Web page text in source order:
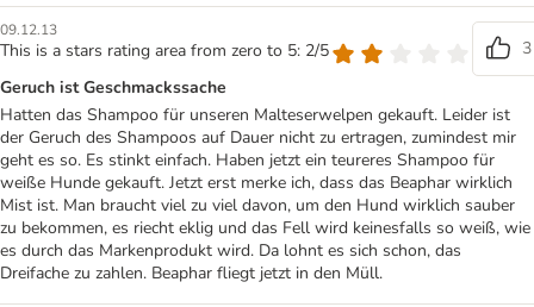
09.12.13
This is a stars rating area from zero to 5: 2/5
3
Geruch ist Geschmackssache
Hatten das Shampoo für unseren Malteserwelpen gekauft. Leider ist
der Geruch des Shampoos auf Dauer nicht zu ertragen, zumindest mir
geht es so. Es stinkt einfach. Haben jetzt ein teureres Shampoo für
weiße Hunde gekauft. Jetzt erst merke ich, dass das Beaphar wirklich
Mist ist. Man braucht viel zu viel davon, um den Hund wirklich sauber
zu bekommen, es riecht eklig und das Fell wird keinesfalls so weiß, wie
es durch das Markenprodukt wird. Da lohnt es sich schon, das
Dreifache zu zahlen. Beaphar fliegt jetzt in den Müll.